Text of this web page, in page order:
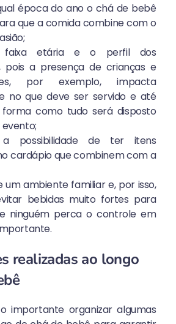
época do ano o chá de bebê
que a comida combine com o
faixa etária e o perfil dos
pois a presença de crianças e
por exemplo, impacta
no que deve ser servido e até
como tudo será disposto
a possibilidade de ter itens
cardápio que combinem com a
um ambiente familiar e, por isso,
bebidas muito fortes para
ninguém perca o controle em
realizadas ao longo
importante organizar algumas